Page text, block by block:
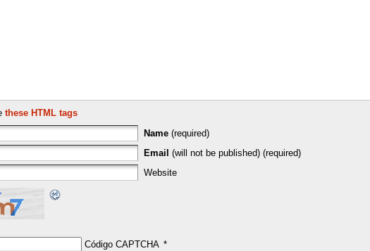
these HTML tags
Name (required)
Email (will not be published) (required)
Website
Código CAPTCHA *